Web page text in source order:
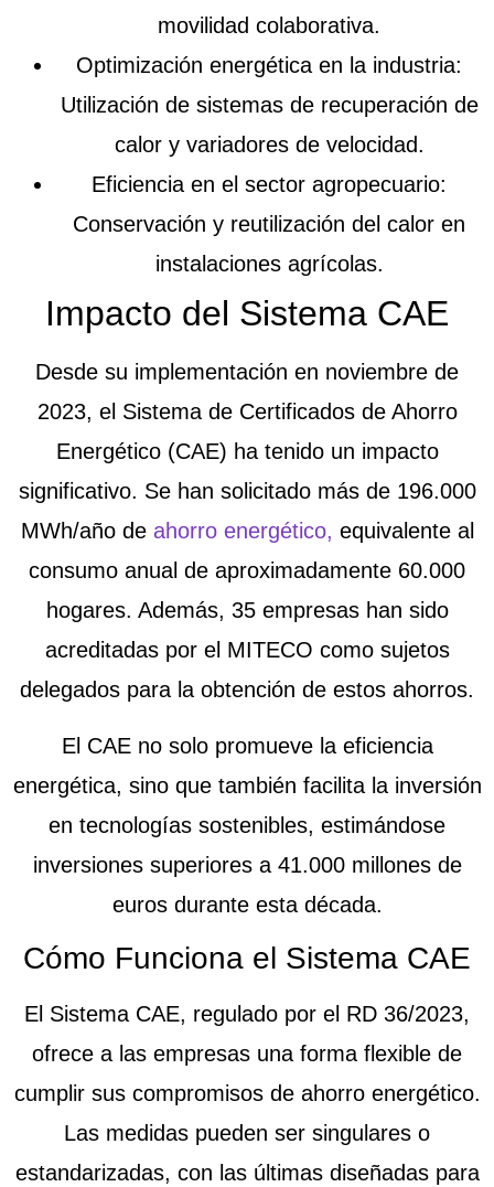
movilidad colaborativa.
Optimización energética en la industria:
Utilización de sistemas de recuperación de
calor y variadores de velocidad.
Eficiencia en el sector agropecuario:
Conservación y reutilización del calor en
instalaciones agrícolas.
Impacto del Sistema CAE
Desde su implementación en noviembre de
2023, el Sistema de Certificados de Ahorro
Energético (CAE) ha tenido un impacto
significativo. Se han solicitado más de 196.000
MWh/año de ahorro energético, equivalente al
consumo anual de aproximadamente 60.000
hogares. Además, 35 empresas han sido
acreditadaspor el MITECO como sujetos
delegados para la obtención de estos ahorros.
El CAE no solo promueve la eficiencia
energética, sino que también facilita la inversión
en tecnologías sostenibles, estimándose
inversiones superiores a 41.000 millones de
euros durante esta década.
Cómo Funciona el Sistema CAE
El Sistema CAE, regulado por el RD 36/2023,
ofrece a las empresas una forma flexible de
cumplir sus compromisos de ahorro energético.
Las medidas pueden ser singulares o
estandarizadas, con las últimas diseñadas para